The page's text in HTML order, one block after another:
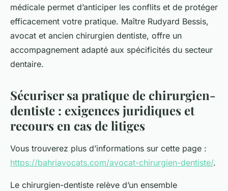
médicale permet d’anticiper les conflits et de protéger
efficacement votre pratique. Maître Rudyard Bessis,
avocat et ancien chirurgien dentiste, offre un
accompagnement adapté aux spécificités du secteur
dentaire.
Sécuriser sa pratique de chirurgien-
dentiste : exigences juridiques et
recours en cas de litiges
Vous trouverez plus d’informations sur cette page :
https://bahriavocats.com/avocat-chirurgien-dentiste/.
Le chirurgien-dentiste relève d’un ensemble